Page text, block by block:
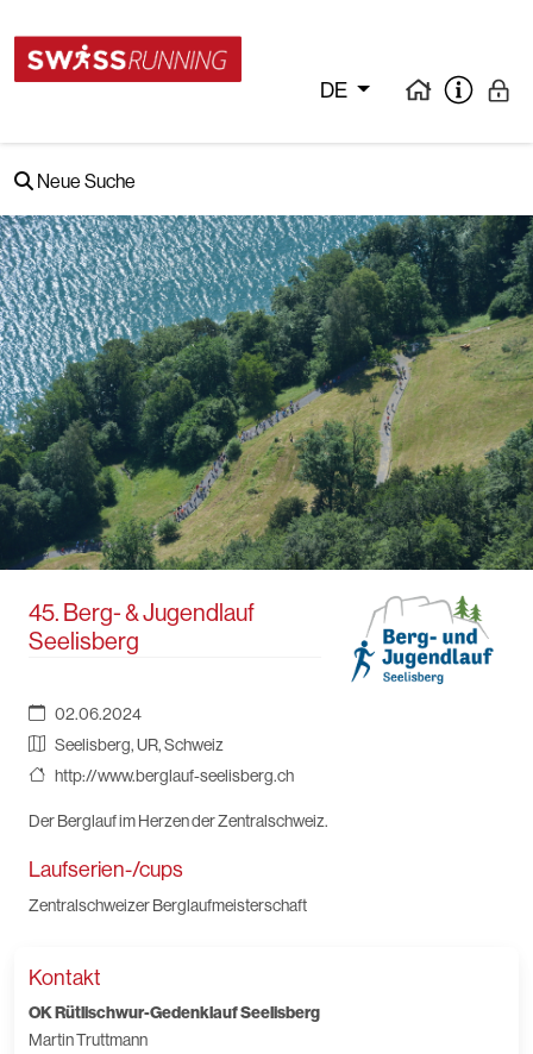
DE
Neue Suche
45. Berg- & Jugendlauf
Seelisberg
02.06.2024
Seelisberg, UR, Schweiz
http://www.berglauf-seelisberg.ch
Der Berglauf im Herzen der Zentralschweiz.
Laufserien-/cups
Zentralschweizer Berglaufmeisterschaft
Kontakt
OK Rütlischwur-Gedenklauf Seelisberg
Martin Truttmann